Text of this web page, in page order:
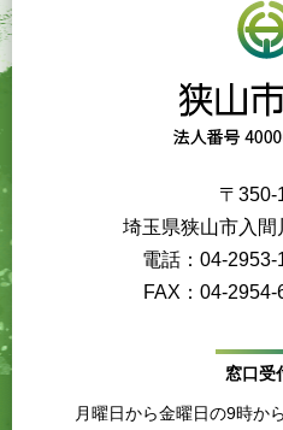
〒350-
埼玉県狭山市入
電話：04-2953-
FAX：04-2954-
窓口受
月曜日から金曜日の9時か